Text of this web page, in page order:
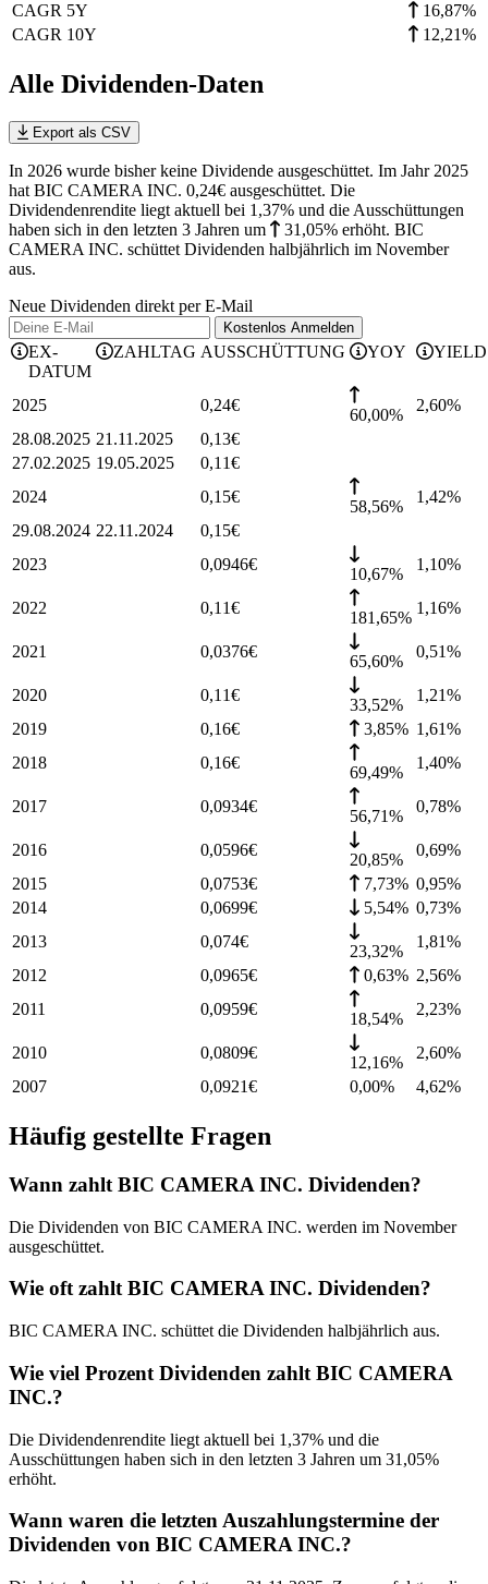
CAGR 5Y
16,87%
CAGR 10Y
12,21%
Alle Dividenden-Daten
Export als CSV
In 2026 wurde bisher keine Dividende ausgeschüttet. Im Jahr 2025
hat BIC CAMERA INC. 0,24€ ausgeschüttet. Die
Dividendenrendite liegt aktuell bei 1,37% und die Ausschüttungen
haben sich in den letzten 3 Jahren um 31,05% erhöht. BIC
CAMERA INC. schüttet Dividenden halbjährlich im November
aus.
Neue Dividenden direkt per E-Mail
Kostenlos Anmelden
EX-
DATUM
ZAHLTAG AUSSCHÜTTUNG YOY YIELD
2025 0,24€
60,00%
2,60%
28.08.2025 21.11.2025 0,13€
27.02.2025 19.05.2025 0,11€
2024
0,15€
58,56%
1,42%
29.08.2024 22.11.2024 0,15€
2023
0,0946€
10,67%
1,10%
2022 0,11€
181,65%
1,16%
2021 0,0376€
65,60%
0,51%
2020 0,11€
33,52%
1,21%
2019
0,16€ 3,85% 1,61%
2018
0,16€
69,49%
1,40%
2017 0,0934€
56,71%
0,78%
2016 0,0596€
20,85%
0,69%
2015
0,0753€ 7,73% 0,95%
2014
0,0699€ 5,54% 0,73%
2013
0,074€
23,32%
1,81%
2012
0,0965€ 0,63% 2,56%
2011
0,0959€
18,54%
2,23%
2010 0,0809€
12,16%
2,60%
2007
0,0921€ 0,00% 4,62%
Häufig gestellte Fragen
Wann zahlt BIC CAMERA INC. Dividenden?
Die Dividenden von BIC CAMERA INC. werden im November
ausgeschüttet.
Wie oft zahlt BIC CAMERA INC. Dividenden?
BIC CAMERA INC. schüttet die Dividenden halbjährlich aus.
Wie viel Prozent Dividenden zahlt BIC CAMERA
INC.?
Die Dividendenrendite liegt aktuell bei 1,37% und die
Ausschüttungen haben sich in den letzten 3 Jahren um 31,05%
erhöht.
Wann waren die letzten Auszahlungstermine der
Dividenden von BIC CAMERA INC.?